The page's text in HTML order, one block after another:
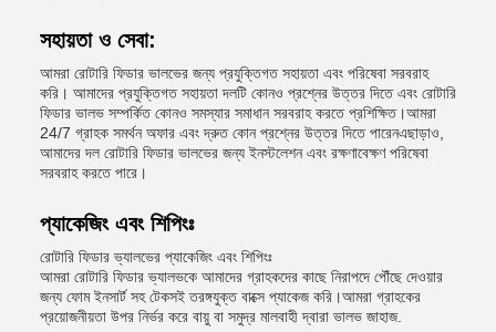
সহায়তা ও সেবা:
আমরা রোটারি ফিডার ভালভের জন্য প্রযুক্তিগত সহায়তা এবং পরিষেবা সরবরাহ
করি। আমাদের প্রযুক্তিগত সহায়তা দলটি কোনও প্রশ্নের উত্তর দিতে এবং রোটারি
ফিডার ভালভ সম্পর্কিত কোনও সমস্যার সমাধান সরবরাহ করতে প্রশিক্ষিত।আমরা
24/7 গ্রাহক সমর্থন অফার এবং দ্রুত কোন প্রশ্নের উত্তর দিতে পারেনএছাড়াও,
আমাদের দল রোটারি ফিডার ভালভের জন্য ইনস্টলেশন এবং রক্ষণাবেক্ষণ পরিষেবা
সরবরাহ করতে পারে।
প্যাকেজিং এবং শিপিংঃ
রোটারি ফিডার ভ্যালভের প্যাকেজিং এবং শিপিংঃ
আমরা রোটারি ফিডার ভ্যালভকে আমাদের গ্রাহকদের কাছে নিরাপদে পৌঁছে দেওয়ার
জন্য ফোম ইনসার্ট সহ টেকসই তরঙ্গযুক্ত বাক্সে প্যাকেজ করি।আমরা গ্রাহকের
প্রয়োজনীয়তা উপর নির্ভর করে বায়ু বা সমুদ্র মালবাহী দ্বারা ভালভ জাহাজ.